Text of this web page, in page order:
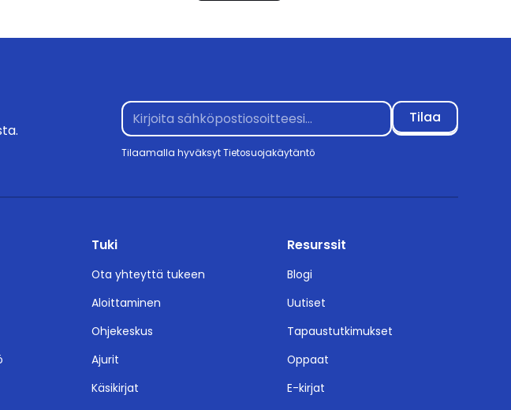
Tilaamalla hyväksytTietosuojakäytäntö
Tuki
Ota yhteyttä tukeen
Aloittaminen
Ohjekeskus
Ajurit
Käsikirjat
Resurssit
Blogi
Uutiset
Tapaustutkimukset
Oppaat
E-kirjat